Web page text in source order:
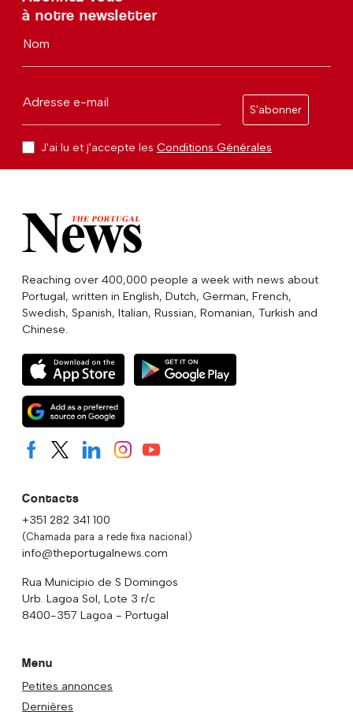
à notre newsletter
Nom
Adresse e-mail
S'abonner
J'ai lu et j'accepte les Conditions Générales
Reaching over 400,000 people a week with news about
Portugal, written in English, Dutch, German, French,
Swedish, Spanish, Italian, Russian, Romanian, Turkish and
Chinese.
Contacts
+351 282 341 100
(Chamada para a rede fixa nacional)
info@theportugalnews.com
Rua Municipio de S Domingos
Urb. Lagoa Sol, Lote 3 r/c
8400-357 Lagoa - Portugal
Menu
Petites annonces
Dernières